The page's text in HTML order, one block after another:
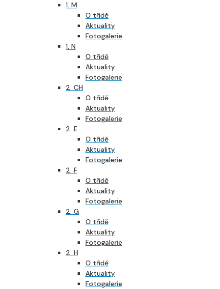
1. M
O třídě
Aktuality
Fotogalerie
1. N
O třídě
Aktuality
Fotogalerie
2. CH
O třídě
Aktuality
Fotogalerie
2. E
O třídě
Aktuality
Fotogalerie
2. F
O třídě
Aktuality
Fotogalerie
2. G
O třídě
Aktuality
Fotogalerie
2. H
O třídě
Aktuality
Fotogalerie